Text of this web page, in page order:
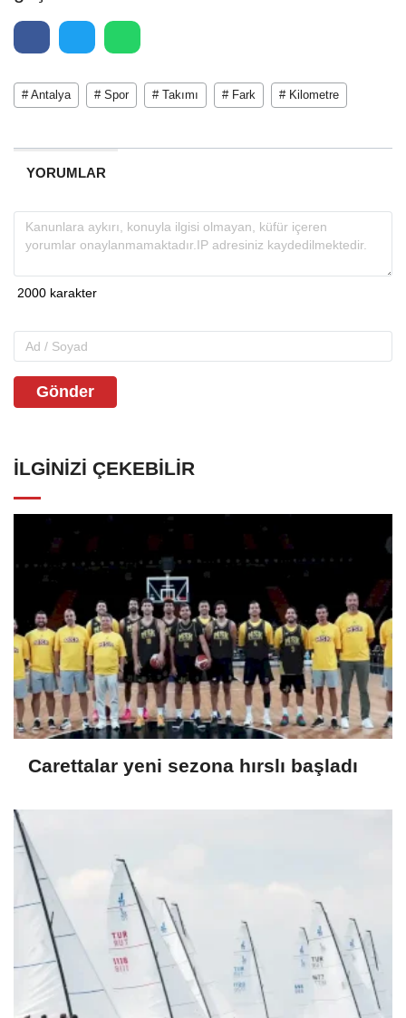
# Antalya # Spor # Takımı # Fark # Kilometre
YORUMLAR
Gönder
İLGINIZI ÇEKEBILIR
Carettalar yeni sezona hırslı başladı